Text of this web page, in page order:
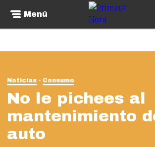
Menú
Noticias Consumo
No le pichees al
mantenimiento
auto